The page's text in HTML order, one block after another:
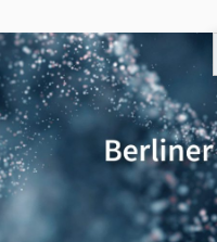
to
content